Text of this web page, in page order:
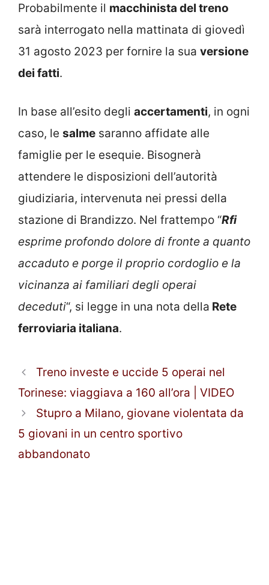
Probabilmente il macchinista del treno
sarà interrogato nella mattinata di giovedì
31 agosto 2023 per fornire la sua versione
dei fatti.
In base all’esito degli accertamenti, in ogni
caso, le salme saranno affidate alle
famiglie per le esequie. Bisognerà
attendere le disposizioni dell’autorità
giudiziaria, intervenuta nei pressi della
stazione di Brandizzo. Nel frattempo “Rfi
esprime profondo dolore di fronte a quanto
accaduto e porge il proprio cordoglio e la
vicinanza ai familiari degli operai
deceduti“, si legge in una nota della Rete
ferroviaria italiana.
Treno investe e uccide 5 operai nel
Torinese: viaggiava a 160 all’ora | VIDEO
Stupro a Milano, giovane violentata da
5 giovani in un centro sportivo
abbandonato